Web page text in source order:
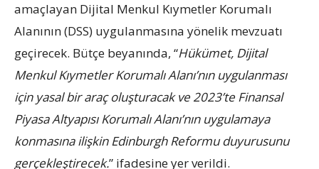
amaçlayan Dijital Menkul Kıymetler Korumalı
Alanının (DSS) uygulanmasına yönelik mevzuatı
geçirecek. Bütçe beyanında, “Hükümet, Dijital
Menkul Kıymetler Korumalı Alanı’nın uygulanması
için yasal bir araç oluşturacak ve 2023’te Finansal
Piyasa Altyapısı Korumalı Alanı’nın uygulamaya
konmasına ilişkin Edinburgh Reformu duyurusunu
gerçekleştirecek.” ifadesine yer verildi.